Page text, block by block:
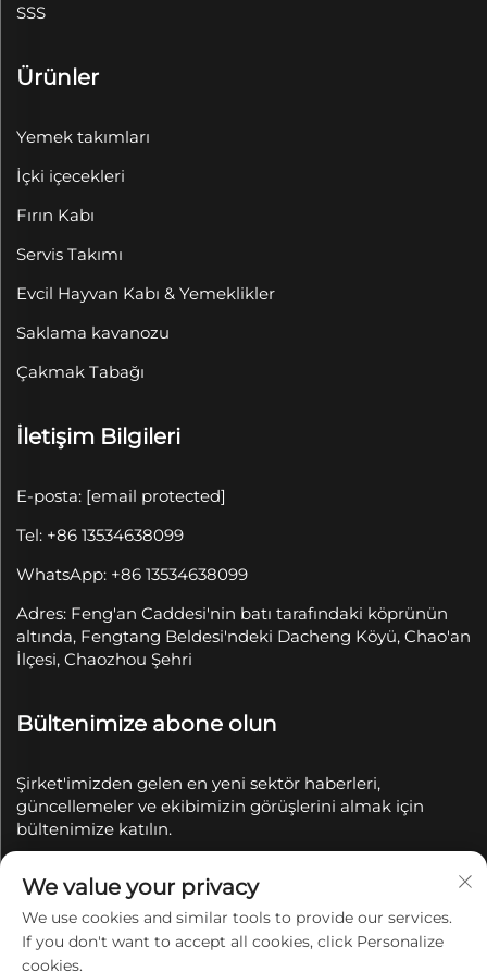
SSS
Ürünler
Yemek takımları
İçki içecekleri
Fırın Kabı
Servis Takımı
Evcil Hayvan Kabı & Yemeklikler
Saklama kavanozu
Çakmak Tabağı
İletişim Bilgileri
E-posta: [email protected]
Tel: +86 13534638099
WhatsApp: +86 13534638099
Adres: Feng'an Caddesi'nin batı tarafındaki köprünün
altında, Fengtang Beldesi'ndeki Dacheng Köyü, Chao'an
İlçesi, Chaozhou Şehri
Bültenimize abone olun
Şirket'imizden gelen en yeni sektör haberleri,
güncellemeler ve ekibimizin görüşlerini almak için
bültenimize katılın.
Telif Hakkı © 2025 Chaozhou Qianyue Seramik Sanayi
We value your privacy
We use cookies and similar tools to provide our services.
If you don't want to accept all cookies, click Personalize
cookies.